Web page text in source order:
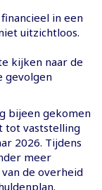
in een
uitzichtloos.
kijken naar de
gevolgen
bijeen gekomen
tot vaststelling
2026. Tijdens
meer
de overheid